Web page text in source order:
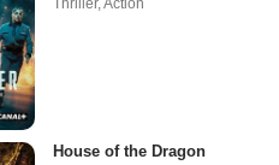
Thriller,Action
House of the Dragon